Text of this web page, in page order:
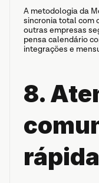
A metodologia da
sincronia total com
outras empresas
pensa calendário
integrações e
8.